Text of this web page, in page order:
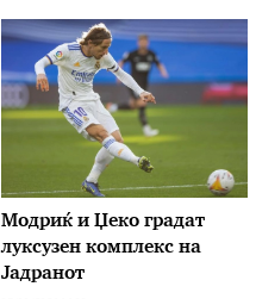
Модриќ и Џеко градат
луксузен комплекс на
Јадранот